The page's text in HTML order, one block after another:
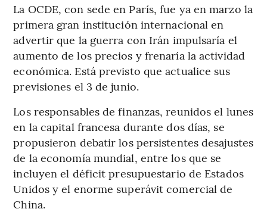
La OCDE, con sede en París, fue ya en marzo la
primera gran institución internacional en
advertir que la guerra con Irán impulsaría el
aumento de los precios y frenaría la actividad
económica. Está previsto que actualice sus
previsiones el 3 de junio.
Los responsables de finanzas, reunidos el lunes
en la capital francesa durante dos días, se
propusieron debatir los persistentes desajustes
de la economía mundial, entre los que se
incluyen el déficit presupuestario de Estados
Unidos y el enorme superávit comercial de
China.